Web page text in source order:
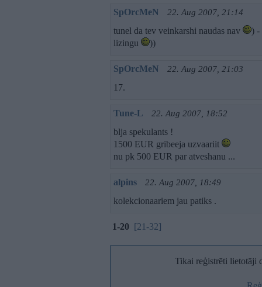
SpOrcMeN 22. Aug 2007, 21:14
tunel da tev veinkarshi naudas nav
) -
lizingu
))
SpOrcMeN 22. Aug 2007, 21:03
17.
Tune-L 22. Aug 2007, 18:52
blja spekulants !
1500 EUR gribeeja uzvaariit
nu pk 500 EUR par atveshanu ...
alpins 22. Aug 2007, 18:49
kolekcionaariem jau patiks .
1-20 [21-32]
Tikai reģistrēti lietotāji